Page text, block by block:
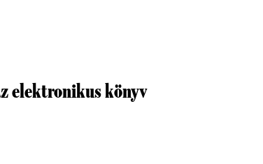
elektronikus könyv